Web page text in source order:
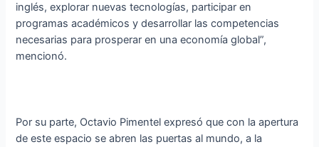
inglés, explorar nuevas tecnologías, participar en
programas académicos y desarrollar las competencias
necesarias para prosperar en una economía global”,
mencionó.
Por su parte, Octavio Pimentel expresó que con la apertura
de este espacio se abren las puertas al mundo, a la